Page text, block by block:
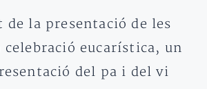
de la presentació de les
celebració eucarística, un
del pa i del vi